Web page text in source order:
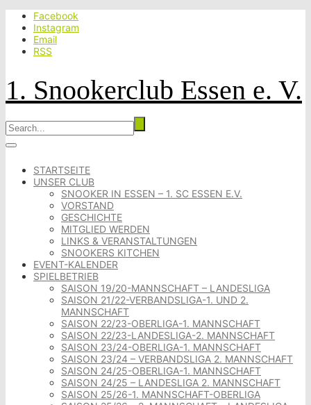
Facebook
Instagram
Email
RSS
1. Snookerclub Essen e. V.
STARTSEITE
UNSER CLUB
SNOOKER IN ESSEN – 1. SC ESSEN E.V.
VORSTAND
GESCHICHTE
MITGLIED WERDEN
LINKS & VERANSTALTUNGEN
SNOOKERS KITCHEN
EVENT-KALENDER
SPIELBETRIEB
SAISON 19/20-MANNSCHAFT – LANDESLIGA
SAISON 21/22-VERBANDSLIGA-1. UND 2.
MANNSCHAFT
SAISON 22/23-OBERLIGA-1. MANNSCHAFT
SAISON 22/23-LANDESLIGA-2. MANNSCHAFT
SAISON 23/24-OBERLIGA-1. MANNSCHAFT
SAISON 23/24 – VERBANDSLIGA 2. MANNSCHAFT
SAISON 24/25-OBERLIGA-1. MANNSCHAFT
SAISON 24/25 – LANDESLIGA 2. MANNSCHAFT
SAISON 25/26-1. MANNSCHAFT-OBERLIGA